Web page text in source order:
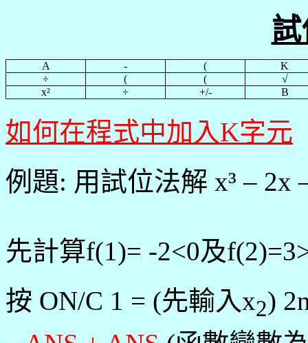
A - (
K
÷
( (
√
x²
÷ +/- B
如何在程式中加入K字元
例題: 用試位法解 x³ – 2x
先計算f(1)= -2<0及
按 ON/C 1 = (先輸入x2)